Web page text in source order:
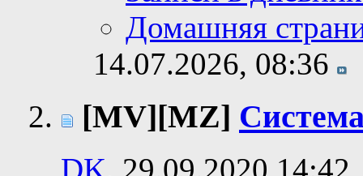
Домашняя
14.07.2026, 08:36
[MV][MZ]
DK, 29.09.2020 14:42